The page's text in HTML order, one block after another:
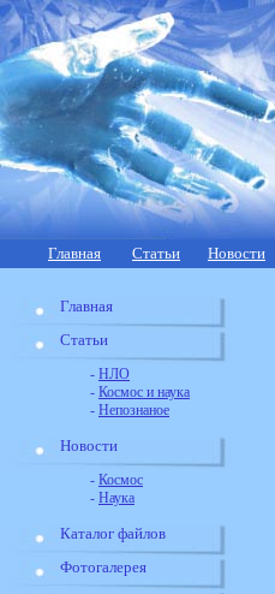
Главная Статьи Новости
Главная
Статьи
- НЛО
- Космос и наука
- Непознаное
Новости
- Космос
- Наука
Каталог файлов
Фотогалерея